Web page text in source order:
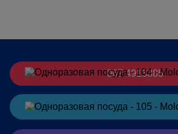
067 4913385
Заказатьв Telegram